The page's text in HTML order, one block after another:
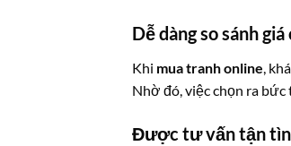
Dễ dàng so sánh
Khi mua tranh online ,
Nhờ đó, việc chọn ra
Được tư vấn tận